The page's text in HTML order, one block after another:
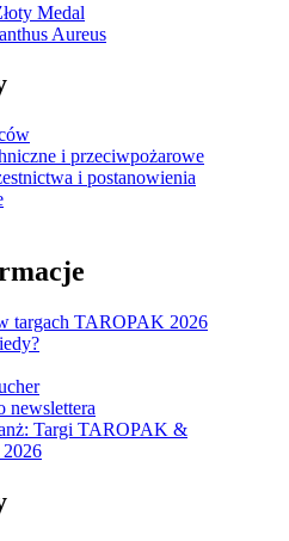
Medal
Aureus
i przeciwpożarowe
i postanowienia
targach TAROPAK 2026
newslettera
Targi TAROPAK &